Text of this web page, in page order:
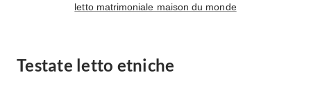
Camerette Bambini
letto matrimoniale maison du monde
Testate letto etniche